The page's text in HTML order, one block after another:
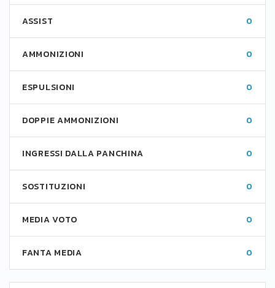
ASSIST 0
AMMONIZIONI 0
ESPULSIONI 0
DOPPIE AMMONIZIONI 0
INGRESSI DALLA PANCHINA 0
SOSTITUZIONI 0
MEDIA VOTO 0
FANTA MEDIA 0